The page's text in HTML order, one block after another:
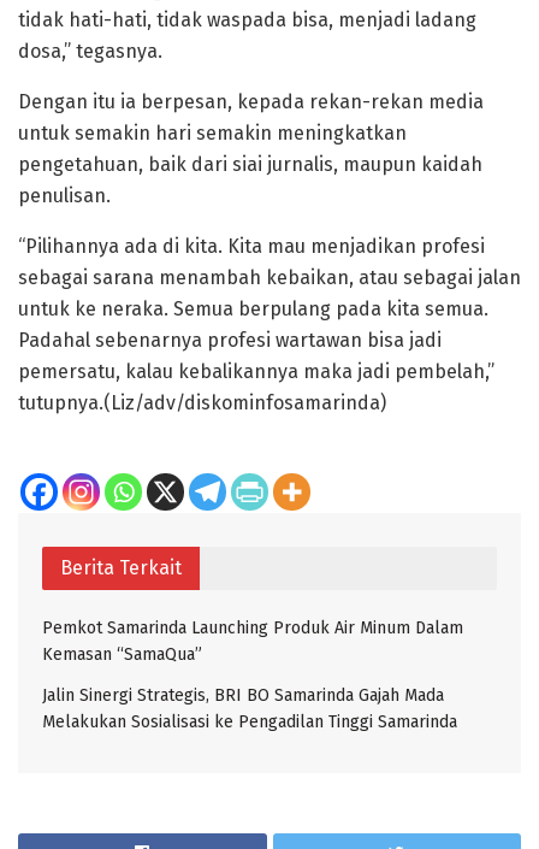
tidak hati-hati, tidak waspada bisa, menjadi ladang
dosa,” tegasnya.
Dengan itu ia berpesan, kepada rekan-rekan media
untuk semakin hari semakin meningkatkan
pengetahuan, baik dari siai jurnalis, maupun kaidah
penulisan.
“Pilihannya ada di kita. Kita mau menjadikan profesi
sebagai sarana menambah kebaikan, atau sebagai jalan
untuk ke neraka. Semua berpulang pada kita semua.
Padahal sebenarnya profesi wartawan bisa jadi
pemersatu, kalau kebalikannya maka jadi pembelah,”
tutupnya.(Liz/adv/diskominfosamarinda)
Berita Terkait
Pemkot Samarinda Launching Produk Air Minum Dalam
Kemasan “SamaQua”
Jalin Sinergi Strategis, BRI BO Samarinda Gajah Mada
Melakukan Sosialisasi ke Pengadilan Tinggi Samarinda